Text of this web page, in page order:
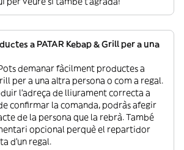
a PATAR Kebap & Grill per a una
demanar fàcilment productes a
per a una altra persona o com a regal.
l’adreça de lliurament correcta a
confirmar la comanda, podràs afegir
de la persona que la rebrà. També
opcional perquè el repartidor
d’un regal.